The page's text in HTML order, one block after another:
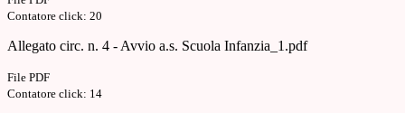
Contatore click: 20
Allegato circ. n. 4 - Avvio a.s. Scuola Infanzia_1.pdf
File PDF
Contatore click: 14